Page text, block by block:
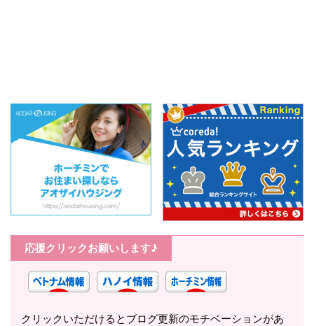
応援クリックお願いします♪
クリックいただけるとブログ更新のモチベーションがあ